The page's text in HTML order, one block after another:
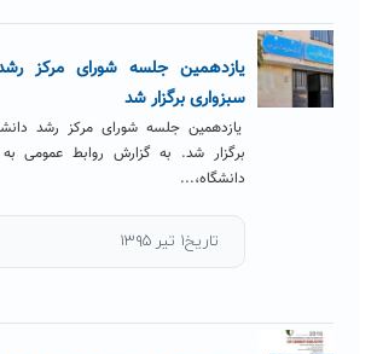
یازدهمین جلسه شورای مرکز
سبزواری برگزار شد
یازدهمین جلسه شورای مرکز رشد
برگزار شد. به گزارش روابط عمومی
دانشگاه،...
تاریخ۱ تیر ۱۳۹۵